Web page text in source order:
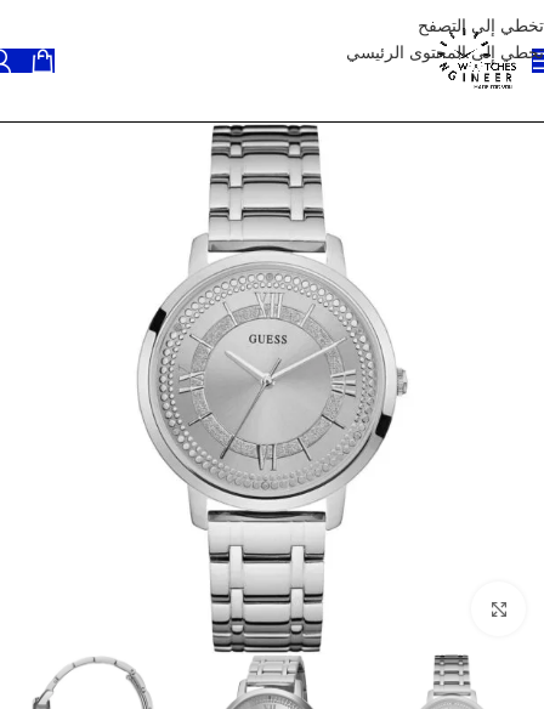
تخطي إلى التصفح
تخطي إلى المحتوى الرئيسي